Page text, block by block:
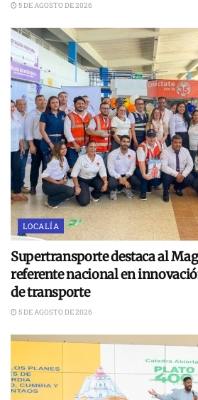
5 DE AGOSTO DE 2026
LOCALÍA
Supertransporte destaca al
referente nacional en
de transporte
5 DE AGOSTO DE 2026